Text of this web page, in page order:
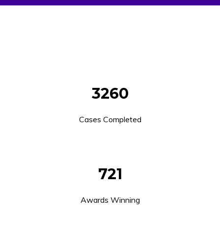
3260
Cases Completed
721
Awards Winning